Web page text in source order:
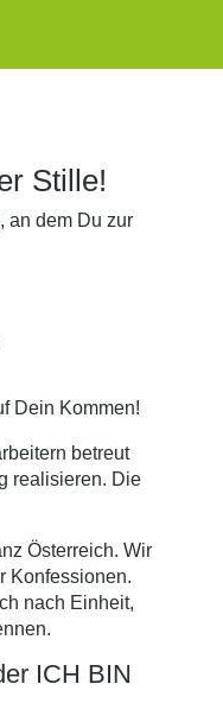
Stille!
an dem Du zur
Dein Kommen!
betreut
realisieren. Die
Österreich. Wir
Konfessionen.
nach Einheit,
ICH BIN